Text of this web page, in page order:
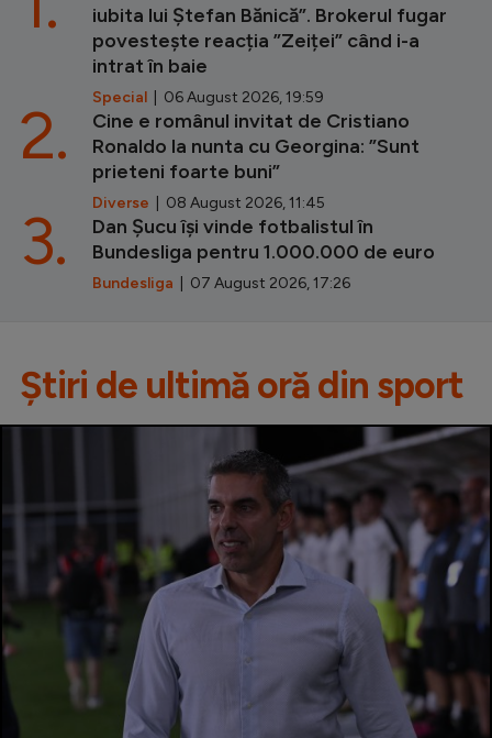
iubita lui Ștefan Bănică”. Brokerul fugar
povestește reacția ”Zeiței” când i-a
intrat în baie
Special | 06 August 2026, 19:59
Cine e românul invitat de Cristiano
Ronaldo la nunta cu Georgina: ”Sunt
prieteni foarte buni”
Diverse | 08 August 2026, 11:45
2.
Dan Șucu își vinde fotbalistul în
Bundesliga pentru 1.000.000 de euro
Bundesliga | 07 August 2026, 17:26
3.
Știri de ultimă oră din sport